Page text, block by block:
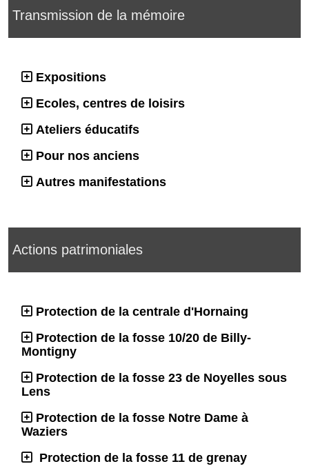
Transmission de la mémoire
Expositions
Ecoles, centres de loisirs
Ateliers éducatifs
Pour nos anciens
Autres manifestations
Actions patrimoniales
Protection de la centrale d'Hornaing
Protection de la fosse 10/20 de Billy-
Montigny
Protection de la fosse 23 de Noyelles sous
Lens
Protection de la fosse Notre Dame à
Waziers
Protection de la fosse 11 de grenay